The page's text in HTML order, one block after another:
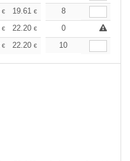
€ 19.61 € 18.63
8
€ 22.20 € 21.10 €
0
€ 22.20 € 21.10€
10